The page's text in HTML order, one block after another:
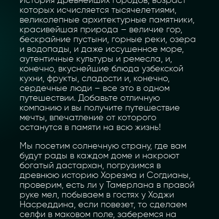
которых исчисляется тысячелетиями,
великолепные архитектурные памятники,
красивейшая природа – величие гор,
бескрайние пустыни, горные реки, озера
и водопады, и даже иссушенное море,
аутентичные культуры и ремесла, и,
конечно, вкуснейшие блюда узбекской
кухни, фрукты, сладости и, конечно,
сердечные люди – все это в одном
путешествии. Добавьте отличную
компанию и вы получите путешествие
мечты, впечатление от которого
останутся в памяти на всю жизнь!
Мы посетим солнечную страну, где вам
будут рады в каждом доме и накроют
богатый дастархан, погрузимся в
древнюю историю Хорезма и Согдианы,
проверим, есть ли у Тамерлана в правой
руке мел, побываем в гостях у Ходжи
Насреддина, если повезет, то сделаем
селфи в маковом поле, заберемся на